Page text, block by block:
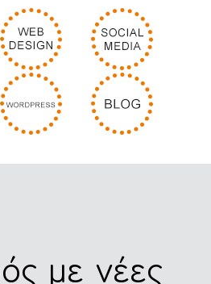
με νέες